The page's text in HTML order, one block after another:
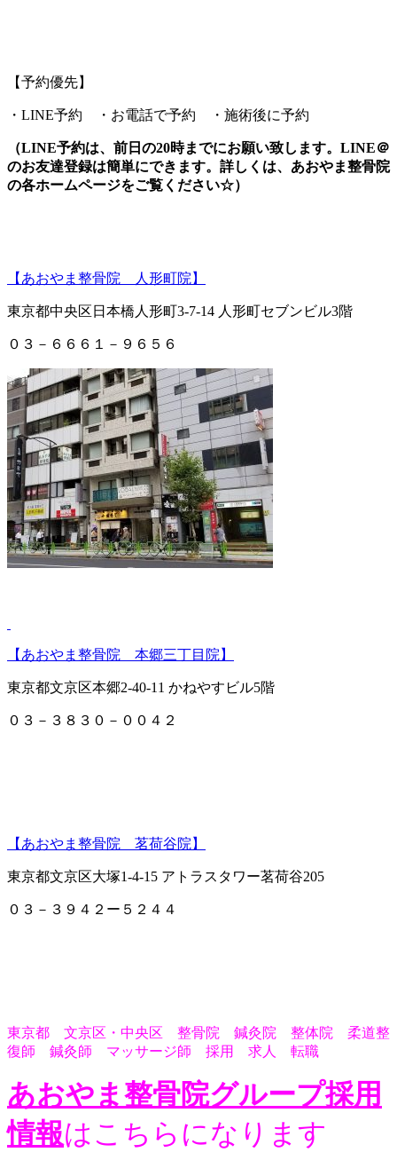
【予約優先】
・LINE予約 ・お電話で予約 ・施術後に予約
（LINE予約は、前日の20時までにお願い致します。LINE＠
のお友達登録は簡単にできます。詳しくは、あおやま整骨院
の各ホームページをご覧ください☆）
【あおやま整骨院 人形町院】
東京都中央区日本橋人形町3-7-14 人形町セブンビル3階
０３－６６６１－９６５６
【あおやま整骨院 本郷三丁目院】
東京都文京区本郷2-40-11 かねやすビル5階
０３－３８３０－００４２
【あおやま整骨院 茗荷谷院】
東京都文京区大塚1-4-15 アトラスタワー茗荷谷205
０３－３９４２ー５２４４
東京都 文京区・中央区 整骨院 鍼灸院 整体院 柔道整
復師 鍼灸師 マッサージ師 採用 求人 転職
あおやま整骨院グループ採用
情報はこちらになります